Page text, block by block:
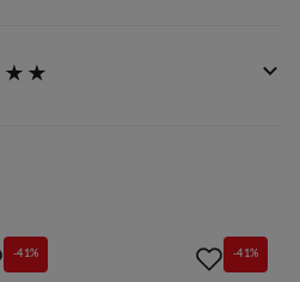
-41% -41%